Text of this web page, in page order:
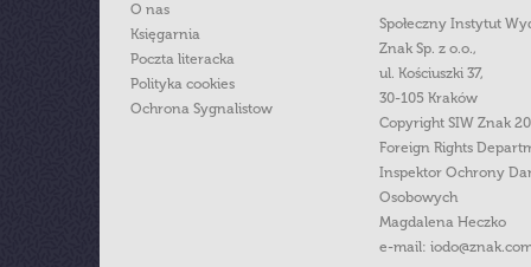
O nas
Księgarnia
Poczta literacka
Polityka cookies
Ochrona Sygnalistow
Społeczny Instytut
Znak Sp. z o.o.,
ul. Kościuszki 37,
30-105 Kraków
Copyright SIW Znak
Foreign Rights
Inspektor Ochrony
Osobowych
Magdalena Heczko
e-mail: